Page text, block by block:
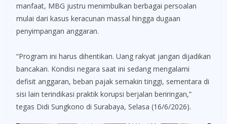
manfaat, MBG justru menimbulkan berbagai persoalan
mulai dari kasus keracunan massal hingga dugaan
penyimpangan anggaran.
“Program ini harus dihentikan. Uang rakyat jangan dijadikan
bancakan. Kondisi negara saat ini sedang mengalami
defisit anggaran, beban pajak semakin tinggi, sementara di
sisi lain terindikasi praktik korupsi berjalan beriringan,”
tegas Didi Sungkono di Surabaya, Selasa (16/6/2026).